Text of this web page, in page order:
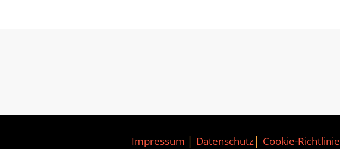
Impressum Datenschutz Cookie-Richtlinie